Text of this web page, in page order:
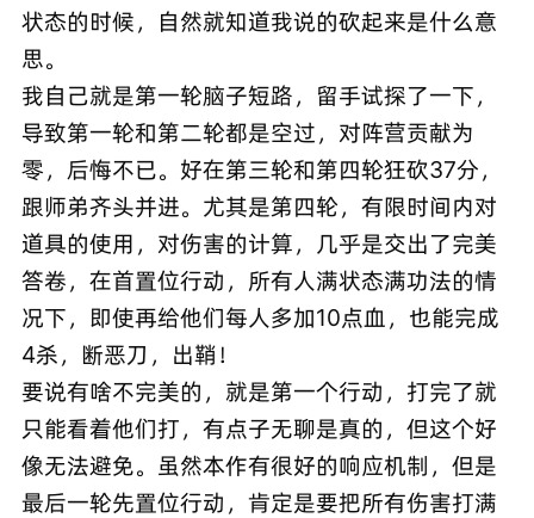
状态的时候，自然就知道我说的砍起来是什么意
思。
我自己就是第一轮脑子短路，留手试探了一下，
导致第一轮和第二轮都是空过，对阵营贡献为
零，后悔不已。好在第三轮和第四轮狂砍37分，
跟师弟齐头并进。尤其是第四轮，有限时间内对
道具的使用，对伤害的计算，几乎是交出了完美
答卷，在首置位行动，所有人满状态满功法的情
况下，即使再给他们每人多加10点血，也能完成
4杀，断恶刀，出鞘！
要说有啥不完美的，就是第一个行动，打完了就
只能看着他们打，有点子无聊是真的，但这个好
像无法避免。虽然本作有很好的响应机制，但是
最后一轮先置位行动，肯定是要把所有伤害打满